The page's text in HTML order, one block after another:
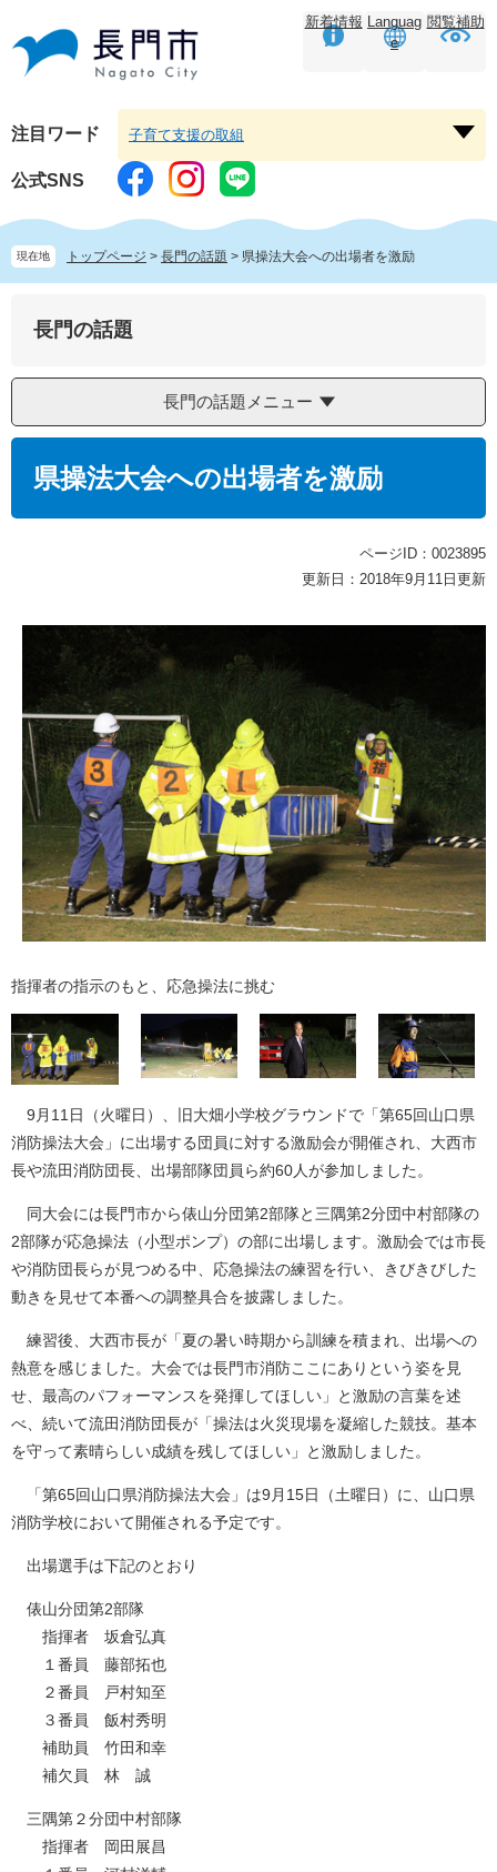
頭
す。
飛
し
本
文
へ
新着情報 Languag
e
閲覧補助
注目ワード
ー
子育て支援の取組
公式SNS
現在地 トップページ > 長門の話題 > 県操法大会への出場者を激励
長門の話題
長門の話題メニュー
県操法大会への出場者を激励
ページID：0023895
更新日：2018年9月11日更新
指揮者の指示のもと、応急操法に挑む
9月11日（火曜日）、旧大畑小学校グラウンドで「第65回山口県
消防操法大会」に出場する団員に対する激励会が開催され、大西市
長や流田消防団長、出場部隊団員ら約60人が参加しました。
同大会には長門市から俵山分団第2部隊と三隅第2分団中村部隊の
2部隊が応急操法（小型ポンプ）の部に出場します。激励会では市長
や消防団長らが見つめる中、応急操法の練習を行い、きびきびした
動きを見せて本番への調整具合を披露しました。
練習後、大西市長が「夏の暑い時期から訓練を積まれ、出場への
熱意を感じました。大会では長門市消防ここにありという姿を見
せ、最高のパフォーマンスを発揮してほしい」と激励の言葉を述
べ、続いて流田消防団長が「操法は火災現場を凝縮した競技。基本
を守って素晴らしい成績を残してほしい」と激励しました。
「第65回山口県消防操法大会」は9月15日（土曜日）に、山口県
消防学校において開催される予定です。
出場選手は下記のとおり
俵山分団第2部隊
指揮者 坂倉弘真
１番員 藤部拓也
２番員 戸村知至
３番員 飯村秀明
補助員 竹田和幸
補欠員 林 誠
三隅第２分団中村部隊
指揮者 岡田展昌